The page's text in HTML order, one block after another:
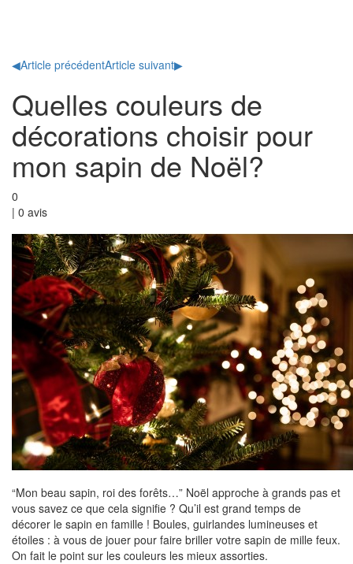
◀Article précédentArticle suivant▶
Quelles couleurs de
décorations choisir pour
mon sapin de Noël?
0
| 0 avis
“Mon beau sapin, roi des forêts…” Noël approche à grands pas et
vous savez ce que cela signifie ? Qu’il est grand temps de
décorer le sapin en famille ! Boules, guirlandes lumineuses et
étoiles : à vous de jouer pour faire briller votre sapin de mille feux.
On fait le point sur les couleurs les mieux assorties.